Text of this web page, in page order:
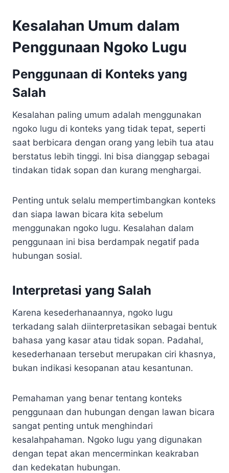
Kesalahan Umum dalam
Penggunaan Ngoko Lugu
Penggunaan di Konteks yang
Salah
Kesalahan paling umum adalah menggunakan
ngoko lugu di konteks yang tidak tepat, seperti
saat berbicara dengan orang yang lebih tua atau
berstatus lebih tinggi. Ini bisa dianggap sebagai
tindakan tidak sopan dan kurang menghargai.
Penting untuk selalu mempertimbangkan konteks
dan siapa lawan bicara kita sebelum
menggunakan ngoko lugu. Kesalahan dalam
penggunaan ini bisa berdampak negatif pada
hubungan sosial.
Interpretasi yang Salah
Karena kesederhanaannya, ngoko lugu
terkadang salah diinterpretasikan sebagai bentuk
bahasa yang kasar atau tidak sopan. Padahal,
kesederhanaan tersebut merupakan ciri khasnya,
bukan indikasi kesopanan atau kesantunan.
Pemahaman yang benar tentang konteks
penggunaan dan hubungan dengan lawan bicara
sangat penting untuk menghindari
kesalahpahaman. Ngoko lugu yang digunakan
dengan tepat akan mencerminkan keakraban
dan kedekatan hubungan.